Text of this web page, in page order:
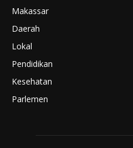
Makassar
Daerah
Lokal
Pendidikan
Kesehatan
Parlemen